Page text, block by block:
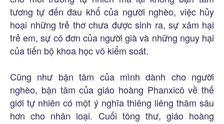
tương tự đến đau khổ của người nghèo, việc hủy
hoại những trẻ thơ chưa được sinh ra, sự xâm hại
trẻ em, sự cô đơn của người già và những nguy hại
của tiến bộ khoa học vô kiểm soát.
Cũng như bận tâm của mình dành cho người
nghèo, bận tâm của giáo hoàng Phanxicô về thế
giới tự nhiên có một ý nghĩa thiêng liêng thâm sâu
hơn cho nhân loại. Cuối tông thư, giáo hoàng